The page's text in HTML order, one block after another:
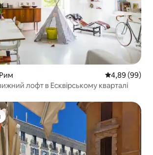
Середня
4,89 (99)
лофт в Есквірському кварталі